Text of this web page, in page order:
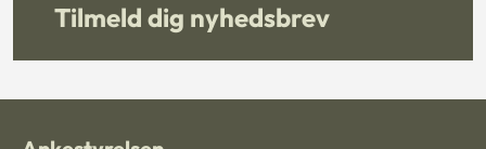
Tilmeld dig nyhedsbrev